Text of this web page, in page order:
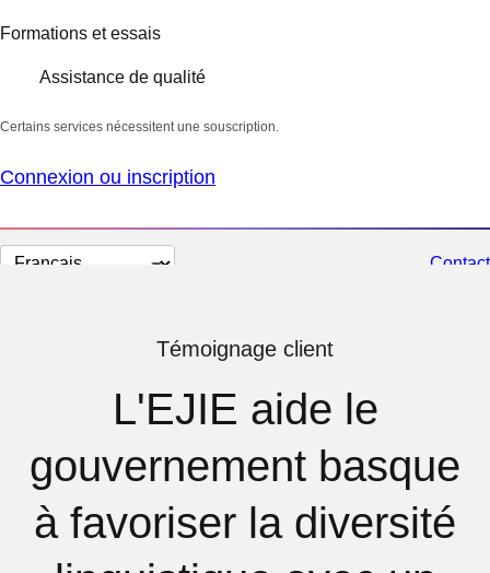
Formations et essais
Assistance de qualité
Certains services nécessitent une souscription.
Connexion ou inscription
Changer
Contact
Témoignage client
L'EJIE aide le
gouvernement basque
à favoriser la diversité